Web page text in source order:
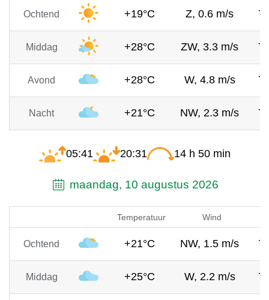
Ochtend +19°C Z, 0.6 m/s
Middag +28°C ZW, 3.3 m/s
Avond +28°C W, 4.8 m/s
Nacht +21°C NW, 2.3 m/s
05:41 20:31 14 h 50 min
maandag, 10 augustus 2026
Temperatuur Wind
Ochtend +21°C NW, 1.5 m/s
Middag +25°C W, 2.2 m/s